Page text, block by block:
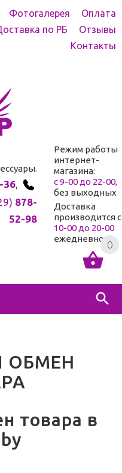
Фотогалерея
Оплата
по РБ
Отзывы
Контакты
36,
878-
52-98
Режим работы
интернет-
магазина:
с 9-00 до 22-00,
без выходных
Доставка
производится с
10-00 до 20-00
ежедневно
0
ОБМЕН
товара в